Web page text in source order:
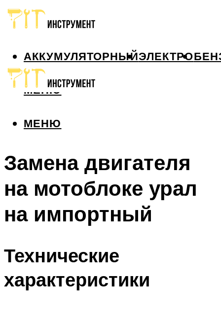
АККУМУЛЯТОРНЫЙЭЛЕКТРО
МЕНЮ
МЕНЮ
Замена двигателя
на мотоблоке урал
на импортный
Технические
характеристики